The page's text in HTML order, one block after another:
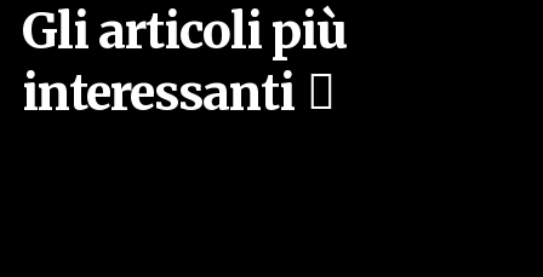
Gli articoli più
interessanti